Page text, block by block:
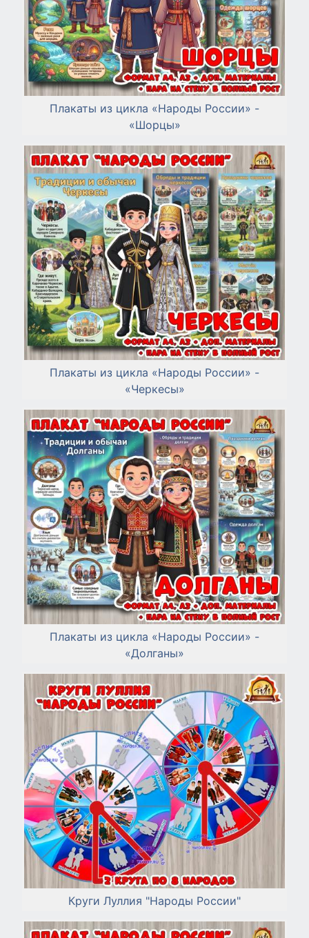
Плакаты из цикла «Народы России» -
«Шорцы»
Плакаты из цикла «Народы России» -
«Черкесы»
Плакаты из цикла «Народы России» -
«Долганы»
Круги Луллия "Народы России"